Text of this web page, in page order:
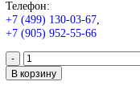
750₽
Запрос